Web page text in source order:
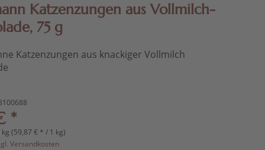
Katzenzungen aus Vollmilch-
75 g
Katzenzungen aus knackiger Vollmilch
*
(59,87 € * / 1 kg)
Versandkosten